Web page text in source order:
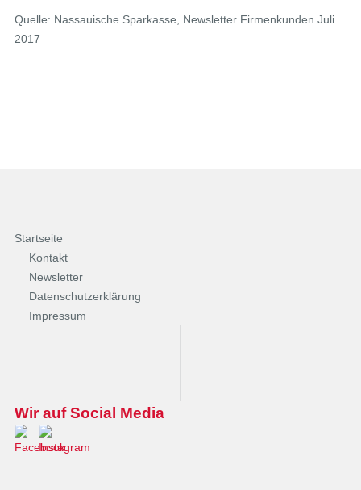
Quelle: Nassauische Sparkasse, Newsletter Firmenkunden Juli
2017
Startseite
Kontakt
Newsletter
Datenschutzerklärung
Impressum
Wir auf Social Media